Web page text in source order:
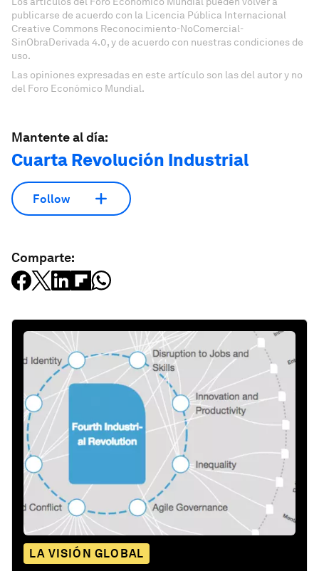
publicarse de acuerdo con la Licencia Pública Internacional
Creative Commons Reconocimiento-NoComercial-
SinObraDerivada 4.0, y de acuerdo con nuestras condiciones de
uso.
Las opiniones expresadas en este artículo son las del autor y no
del Foro Económico Mundial.
Mantente al día:
Cuarta Revolución Industrial
Follow
Comparte:
LA VISIÓN GLOBAL